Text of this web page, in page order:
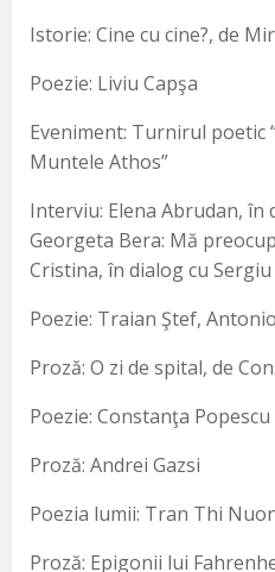
Istorie: Cine cu cine?, de
Poezie: Liviu Capşa
Eveniment: Turnirul poetic
Muntele Athos”
Interviu: Elena Abrudan, în
Georgeta Bera: Mă
Cristina, în dialog cu
Poezie: Traian Ştef,
Proză: O zi de spital, de
Poezie: Constanţa Popescu
Proză: Andrei Gazsi
Poezia lumii: Tran Thi
Proză: Epigonii lui